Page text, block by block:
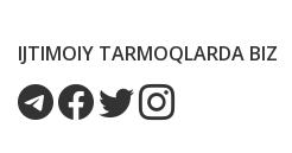
IJTIMOIY TARMOQLARDA BIZ